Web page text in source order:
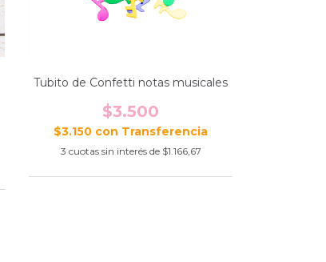
Tubito de Confetti notas musicales
$3.500
$3.150 con
3 cuotas sin interés de $1.166,67